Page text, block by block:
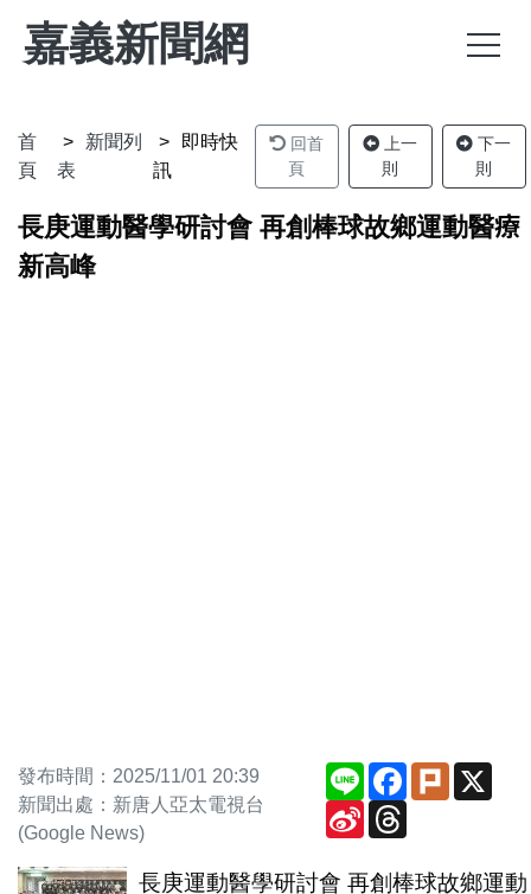
嘉義新聞網
首
頁
新聞列
表
即時快
訊
回首
頁
上一
則
下一
則
長庚運動醫學研討會 再創棒球故鄉運動醫療
新高峰
發布時間：2025/11/01 20:39
新聞出處：新唐人亞太電視台
(Google News)
Line Facebook
Plurk
Sina
Weibo
長庚運動醫學研討會 再創棒球故鄉運動